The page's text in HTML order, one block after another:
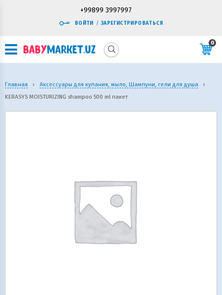
+99899 3997997
ВОЙТИ / ЗАРЕГИСТРИРОВАТЬСЯ
0
Главная › Аксессуары для купания, мыло, Шампуни, гели для душа
›
KERASYS MOISTURIZING shampoo 500 ml пакет